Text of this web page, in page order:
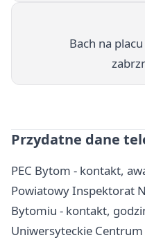
Bach na
Przydatne dane
PEC Bytom - kontakt,
Powiatowy Inspektorat
Bytomiu - kontakt,
Uniwersyteckie